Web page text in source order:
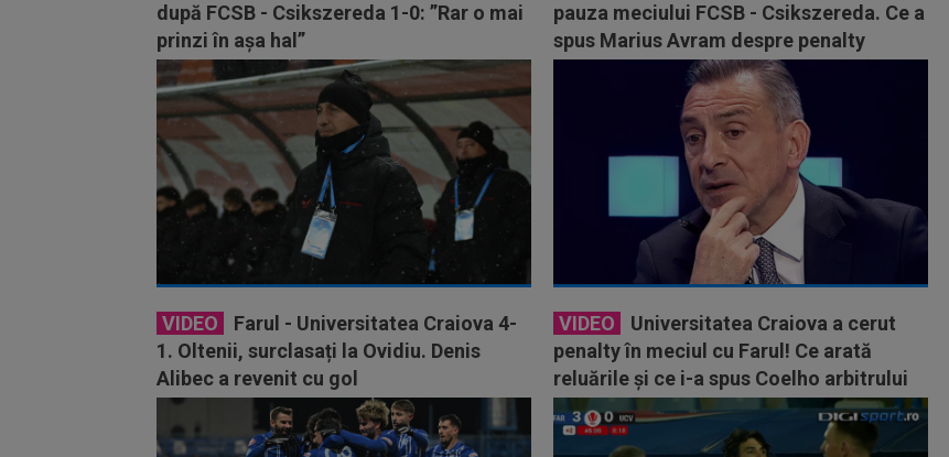
după FCSB - Csikszereda 1-0: ”Rar o mai
prinzi în așa hal”
pauza meciului FCSB - Csikszereda. Ce a
spus Marius Avram despre penalty
VIDEO
Farul - Universitatea Craiova 4-
1. Oltenii, surclasați la Ovidiu. Denis
Alibec a revenit cu gol
VIDEO
Universitatea Craiova a cerut
penalty în meciul cu Farul! Ce arată
reluările și ce i-a spus Coelho arbitrului